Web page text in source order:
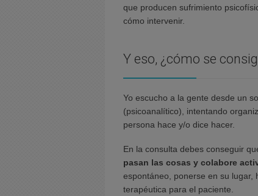
que producen sufrimiento
cómo intervenir.
Y eso, ¿cómo se
Yo escucho a la gente desde un
(psicoanalítico), intentando
persona hace y/o dice hacer.
En la consulta debes conseguir
pasan las cosas y colabore
espontáneo, ponerse en su
terapéutica para el paciente.